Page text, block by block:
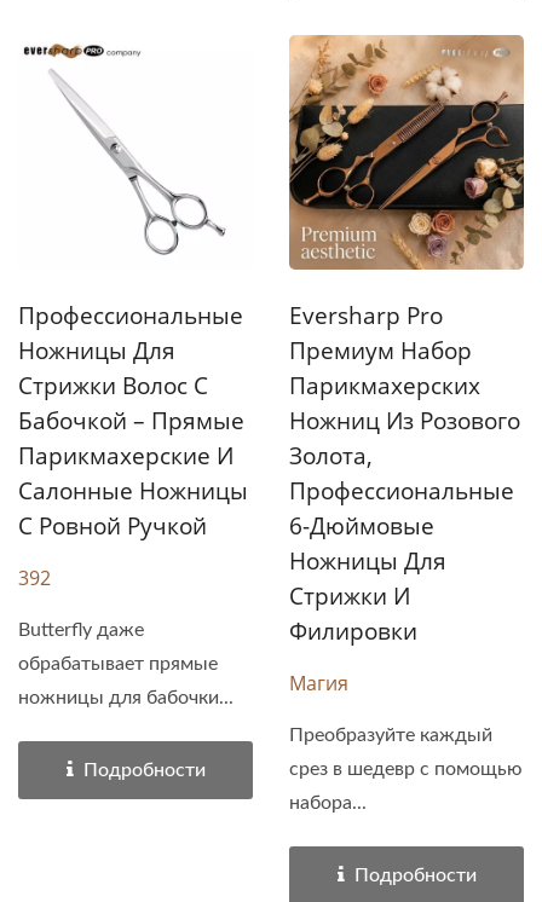
Профессиональные
Ножницы Для
Стрижки Волос С
Бабочкой – Прямые
Парикмахерские И
Салонные Ножницы
С Ровной Ручкой
392
Butterfly даже
обрабатывает прямые
ножницы для бабочки...
Подробности
Eversharp Pro
Премиум Набор
Парикмахерских
Ножниц Из Розового
Золота,
Профессиональные
6-Дюймовые
Ножницы Для
Стрижки И
Филировки
Магия
Преобразуйте каждый
срез в шедевр с помощью
набора...
Подробности